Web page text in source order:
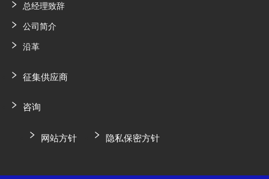
总经理致辞
公司简介
沿革
征集供应商
咨询
网站方针 隐私保密方针